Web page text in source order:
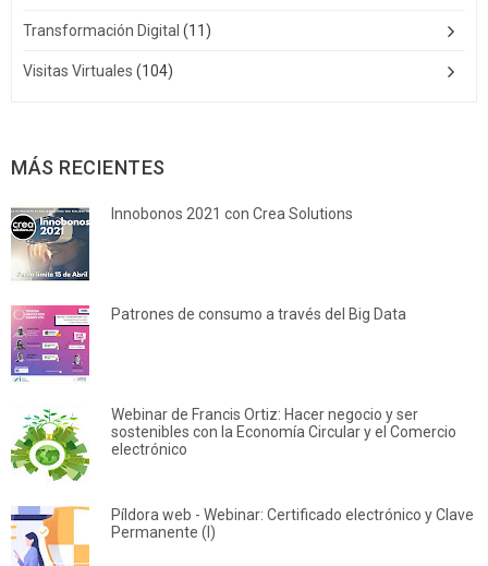
Transformación Digital (11)
Visitas Virtuales (104)
MÁS RECIENTES
Innobonos 2021 con Crea Solutions
Patrones de consumo a través del Big Data
Webinar de Francis Ortiz: Hacer negocio y ser
sostenibles con la Economía Circular y el Comercio
electrónico
Píldora web - Webinar: Certificado electrónico y Clave
Permanente (I)